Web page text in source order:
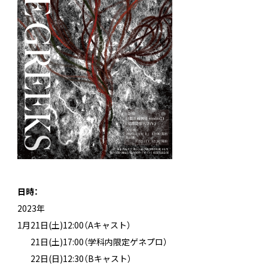
日時：
2023年
1月21日(土)12:00（Aキャスト）
21日(土)17:00（学科内限定ゲネプロ）
22日(日)12:30（Bキャスト）